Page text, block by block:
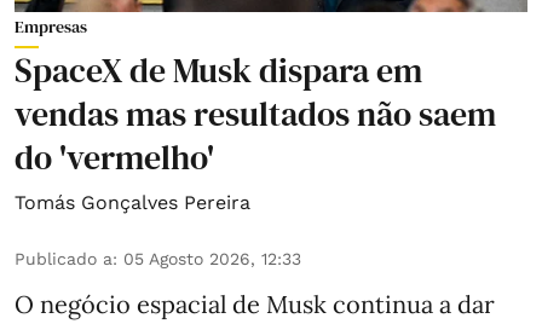
Empresas
SpaceX de Musk dispara em
vendas mas resultados não saem
do 'vermelho'
Tomás Gonçalves Pereira
Publicado a: 05 Agosto 2026, 12:33
O negócio espacial de Musk continua a dar